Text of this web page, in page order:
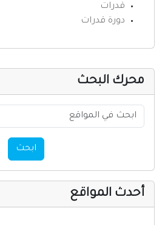
قدرات
دورة قدرات
البحث
المواقع